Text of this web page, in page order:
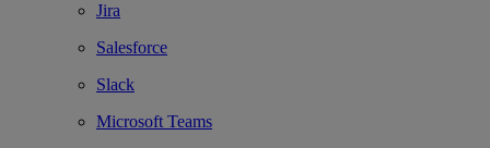
Jira
Salesforce
Slack
Microsoft Teams